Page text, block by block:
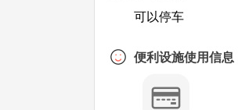
可以停车
便利设施使用信息